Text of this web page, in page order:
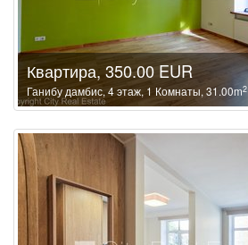
Квартира, 350.00 EUR
Ганибу дамбис, 4 этаж, 1 Комнаты, 31.00m2